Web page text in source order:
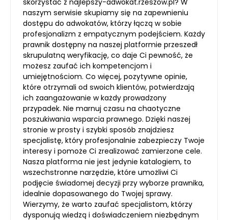
skorzystać z najlepszy-adwokat.rzeszow.pl? W
naszym serwisie skupiamy się na zapewnieniu
dostępu do adwokatów, którzy łączą w sobie
profesjonalizm z empatycznym podejściem. Każdy
prawnik dostępny na naszej platformie przeszedł
skrupulatną weryfikację, co daje Ci pewność, że
możesz zaufać ich kompetencjom i
umiejętnościom. Co więcej, pozytywne opinie,
które otrzymali od swoich klientów, potwierdzają
ich zaangażowanie w każdy prowadzony
przypadek. Nie marnuj czasu na chaotyczne
poszukiwania wsparcia prawnego. Dzięki naszej
stronie w prosty i szybki sposób znajdziesz
specjalistę, który profesjonalnie zabezpieczy Twoje
interesy i pomoże Ci zrealizować zamierzone cele.
Nasza platforma nie jest jedynie katalogiem, to
wszechstronne narzędzie, które umożliwi Ci
podjęcie świadomej decyzji przy wyborze prawnika,
idealnie dopasowanego do Twojej sprawy.
Wierzymy, że warto zaufać specjalistom, którzy
dysponują wiedzą i doświadczeniem niezbędnym